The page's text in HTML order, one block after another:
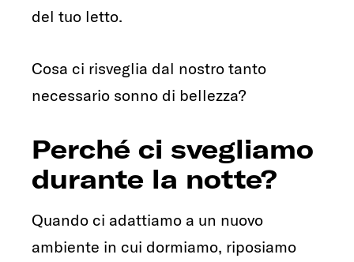
del tuo letto.
Cosa ci risveglia dal nostro tanto
necessario sonno di bellezza?
Perché ci svegliamo
durante la notte?
Quando ci adattiamo a un nuovo
ambiente in cui dormiamo, riposiamo